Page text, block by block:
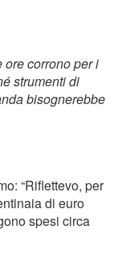
ore corrono per i
strumenti di
bisognerebbe
“Riflettevo, per
di euro
spesi circa